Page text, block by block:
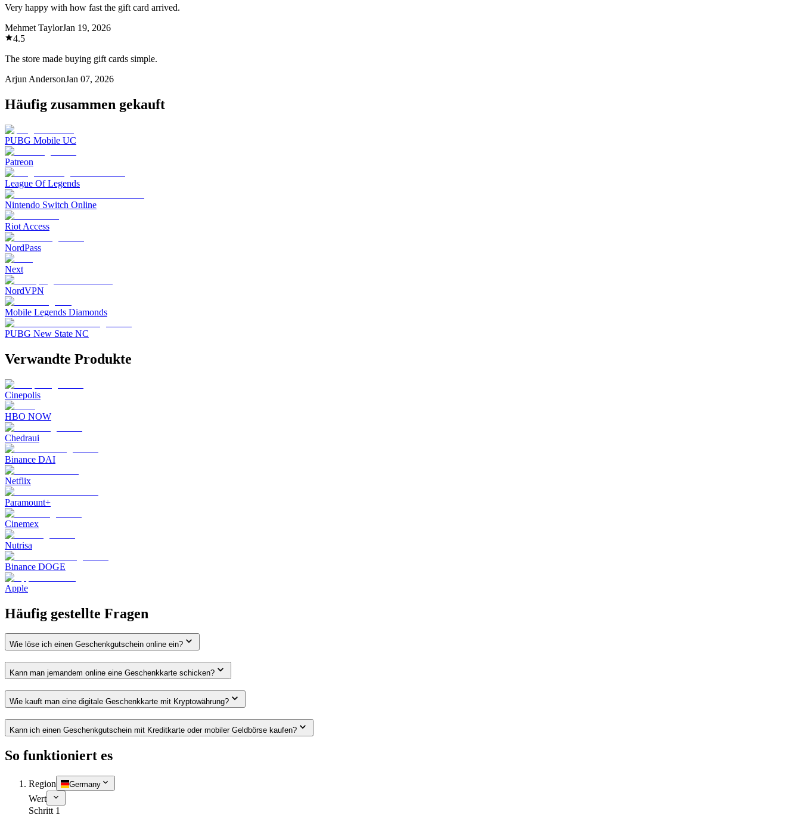
Very happy with how fast the gift card arrived.
Mehmet TaylorJan 19, 2026
4.5
The store made buying gift cards simple.
Arjun AndersonJan 07, 2026
Häufig zusammen gekauft
PUBG Mobile UC
Patreon
League Of Legends
Nintendo Switch Online
Riot Access
NordPass
Next
NordVPN
Mobile Legends Diamonds
PUBG New State NC
Verwandte Produkte
Cinepolis
HBO NOW
Chedraui
Binance DAI
Netflix
Paramount+
Cinemex
Nutrisa
Binance DOGE
Apple
Häufig gestellte Fragen
Wie löse ich einen Geschenkgutschein online ein?
Kann man jemandem online eine Geschenkkarte schicken?
Wie kauft man eine digitale Geschenkkarte mit Kryptowährung?
Kann ich einen Geschenkgutschein mit Kreditkarte oder mobiler Geldbörse kaufen?
So funktioniert es
Region Germany
Wert
Schritt 1